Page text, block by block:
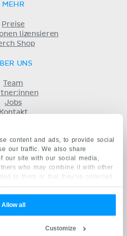
content and ads, to provide social
our traffic. We also share
our site with our social media,
who may combine it with other
to them or that they’ve collected
Allow all
Customize
MEHR
Preise
lizensieren
Shop
UNS
Team
Jobs
Kontakt
AUF...
English
русский